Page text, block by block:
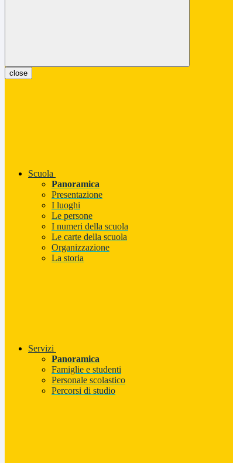
close
Scuola
Panoramica
Presentazione
I luoghi
Le persone
I numeri della scuola
Le carte della scuola
Organizzazione
La storia
Servizi
Panoramica
Famiglie e studenti
Personale scolastico
Percorsi di studio